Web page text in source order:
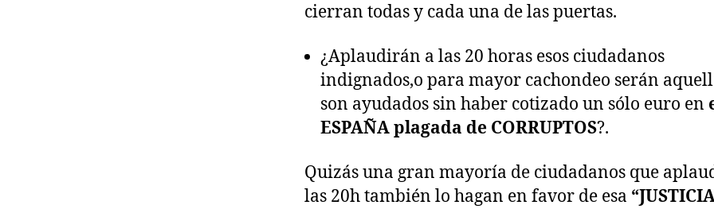
cierran todas y cada una de las puertas.
¿Aplaudirán a las 20 horas esos ciudadanos
indignados,o para mayor cachondeo serán
son ayudados sin haber cotizado un sólo euro en
ESPAÑA plagada de CORRUPTOS?.
Quizás una gran mayoría de ciudadanos que
las 20h también lo hagan en favor de esa